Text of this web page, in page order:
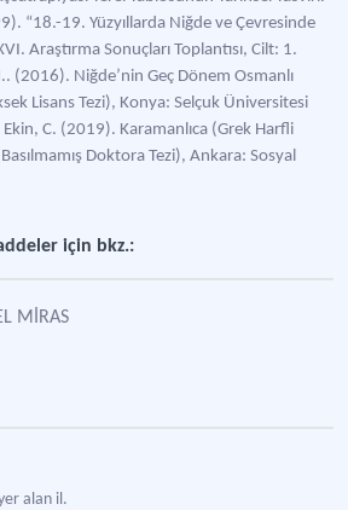
“18.-19. Yüzyıllarda Niğde ve Çevresinde
Araştırma Sonuçları Toplantısı, Cilt: 1.
(2016). Niğde’nin Geç Dönem Osmanlı
Lisans Tezi), Konya: Selçuk Üniversitesi
C. (2019). Karamanlıca (Grek Harfli
Doktora Tezi), Ankara: Sosyal
için bkz.:
MİRAS
alan il.